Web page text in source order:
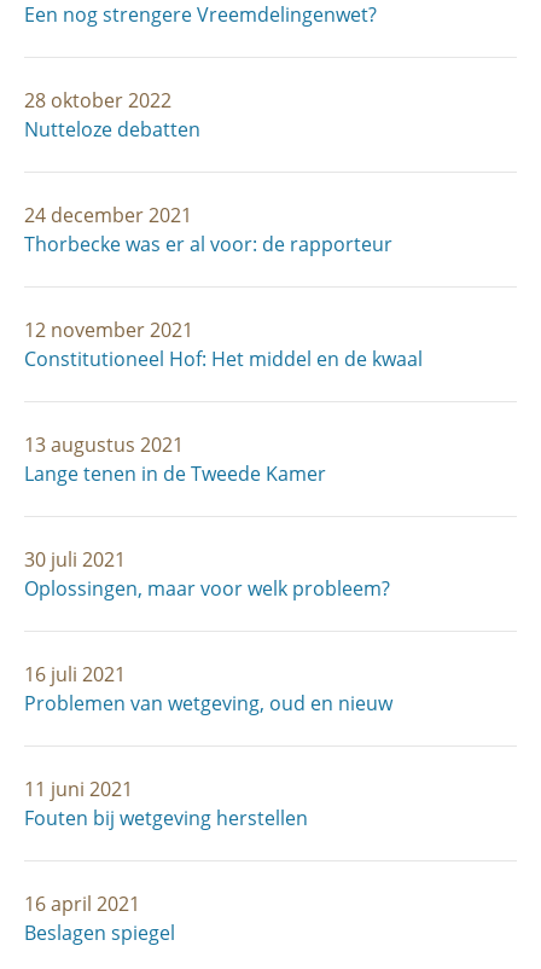
Een nog strengere Vreemdelingenwet?
28 oktober 2022
Nutteloze debatten
24 december 2021
Thorbecke was er al voor: de rapporteur
12 november 2021
Constitutioneel Hof: Het middel en de kwaal
13 augustus 2021
Lange tenen in de Tweede Kamer
30 juli 2021
Oplossingen, maar voor welk probleem?
16 juli 2021
Problemen van wetgeving, oud en nieuw
11 juni 2021
Fouten bij wetgeving herstellen
16 april 2021
Beslagen spiegel